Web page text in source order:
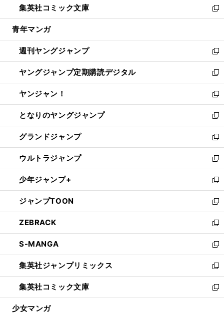
く
で
開
ド
ウ
開
く
ィ
ン
ウ
で
開
く
い
ウ
ン
ド
ウ
で
開
く
集英社コミック文庫
新
し
ウ
ィ
ン
ド
ウ
で
開
く
青年マンガ
週刊ヤングジャンプ
新
し
い
ウ
ィ
ン
ド
ウ
で
開
く
ヤングジャンプ定期購読デジタル
新
し
い
ウ
ィ
ン
ド
ウ
で
開
く
ヤンジャン！
新
し
い
ウ
ィ
ン
ド
ウ
で
開
く
となりのヤングジャンプ
新
し
い
ウ
ィ
ン
ド
ウ
で
開
く
グランドジャンプ
新
し
い
ウ
ィ
ン
ド
ウ
で
開
く
ウルトラジャンプ
新
し
い
ウ
ィ
ン
ド
ウ
で
開
く
少年ジャンプ+
新
し
い
ウ
ィ
ン
ド
ウ
で
開
く
ジャンプTOON
新
し
い
ウ
ィ
ン
ド
ウ
で
開
ZEBRACK
新
し
い
ウ
ィ
ン
ド
ウ
S-MANGA
新
し
い
ウ
ィ
ン
集英社ジャンプリミックス
新
し
い
ウ
集英社コミック文庫
新
し
少女マンガ